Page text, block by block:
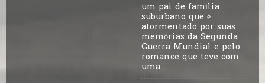
um pai de família
suburbano que é
atormentado por suas
memórias da Segunda
Guerra Mundial e pelo
romance que teve com
uma...